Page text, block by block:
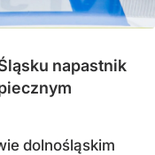
napastnik
dolnośląskim